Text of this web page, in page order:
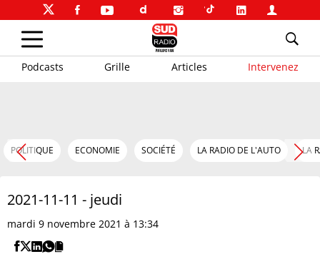
Podcasts Grille Articles Intervenez
POLITIQUE ECONOMIE SOCIÉTÉ LA RADIO DE L'AUTO LA
2021-11-11 - jeudi
mardi 9 novembre 2021 à 13:34